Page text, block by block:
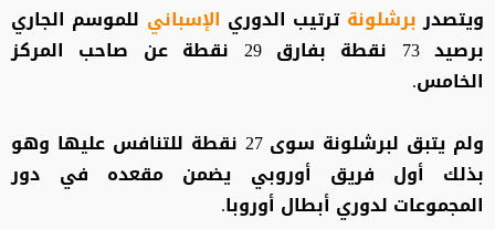
ويتصدربرشلونةترتيب الدوري الإسباني للموسم الجاري
برصيد 73 نقطة بفارق 29 نقطة عن صاحب المركز
الخامس.
ولم يتبق لبرشلونة سوى 27 نقطة للتنافس عليها وهو
بذلك أول فريق أوروبي يضمن مقعده في دور
المجموعات لدوري أبطال أوروبا.